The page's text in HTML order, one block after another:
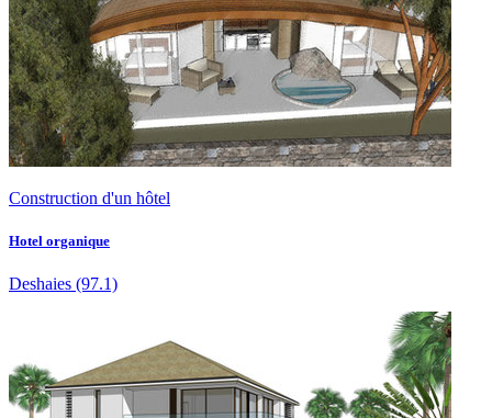
Construction d'un hôtel
Hotel organique
Deshaies (97.1)